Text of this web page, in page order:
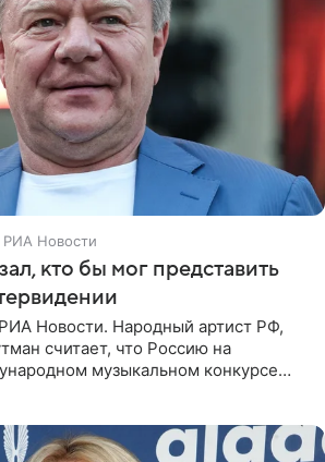
Новости
кто бы мог представить
Новости. Народный артист РФ,
считает, что Россию на
музыкальном конкурсе